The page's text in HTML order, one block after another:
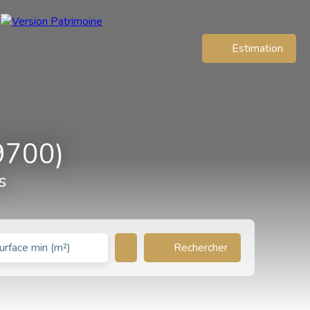
Estimation
min (m²) Rechercher